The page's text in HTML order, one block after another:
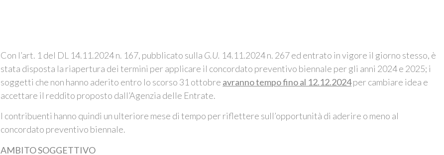
Con l’art. 1 del DL 14.11.2024 n. 167, pubblicato sulla G.U. 14.11.2024 n. 267 ed entrato in vigore il giorno stesso, è
stata disposta la riapertura dei termini per applicare il concordato preventivo biennale per gli anni 2024 e 2025; i
soggetti che non hanno aderito entro lo scorso 31 ottobre avranno tempo fino al 12.12.2024per cambiare idea e
accettare il reddito proposto dall’Agenzia delle Entrate.
I contribuenti hanno quindi un ulteriore mese di tempo per riflettere sull’opportunità di aderire o meno al
concordato preventivo biennale.
AMBITO SOGGETTIVO